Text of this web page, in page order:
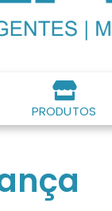
PRODUTOS